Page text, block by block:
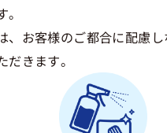
、お客様のご都合に配慮
だきます。